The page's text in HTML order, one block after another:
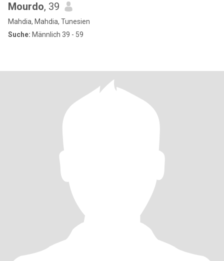
Mourdo, 39
Mahdia, Mahdia, Tunesien
Suche: Männlich 39 - 59